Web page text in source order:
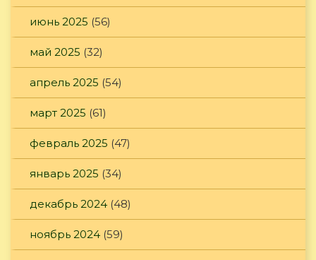
июнь 2025 (56)
май 2025 (32)
апрель 2025 (54)
март 2025 (61)
февраль 2025 (47)
январь 2025 (34)
декабрь 2024 (48)
ноябрь 2024 (59)